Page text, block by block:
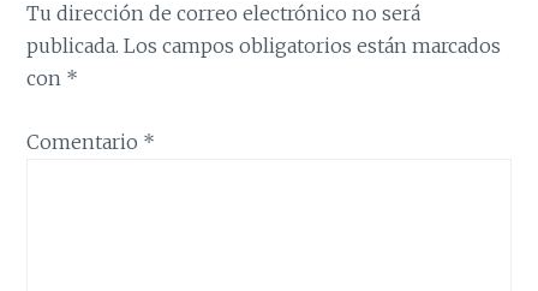
Tu dirección de correo electrónico no será
publicada. Los campos obligatorios están marcados
con *
Comentario *